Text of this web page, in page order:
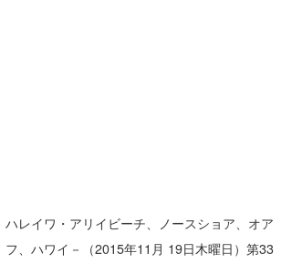
ハレイワ・アリイビーチ、ノースショア、オア
フ、ハワイ－（2015年11月 19日木曜日）第33
Core Surf Japan